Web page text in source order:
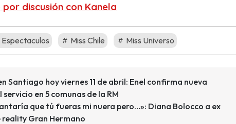
discusión con Kanela
Espectaculos Miss Chile Miss Universo
Santiago hoy viernes 11 de abril: Enel confirma nueva
en 5 comunas de la RM
que tú fueras mi nuera pero…»: Diana Bolocco a ex
Gran Hermano